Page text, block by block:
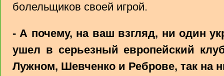
болельщиков своей игрой.
- А почему, на ваш взгляд, ни один
ушел в серьезный европейский
Лужном, Шевченко и Реброве, так на